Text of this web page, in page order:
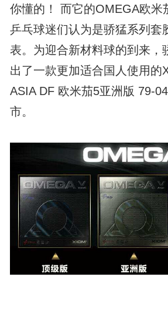
你懂的！ 而它的OMEGA欧米
乒乓球迷们认为是骄猛系列套
表。为迎合新材料球的到来，
出了一款更加适合国人使用的
ASIA DF 欧米茄5亚洲版 79-
市。